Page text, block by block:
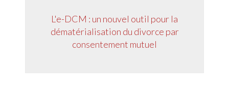
L'e-DCM : un nouvel outil pour la
dématérialisation du divorce par
consentement mutuel